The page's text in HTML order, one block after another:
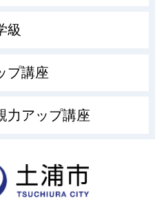
級
プ講座
力アップ講座